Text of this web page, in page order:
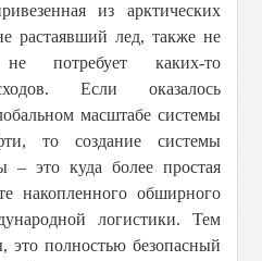
из арктических
растаявший лед, также не
потребует каких-то
Если оказалось
масштабе системы
то создание системы
– это куда более простая
накопленного обширного
логистики. Тем
это полностью безопасный